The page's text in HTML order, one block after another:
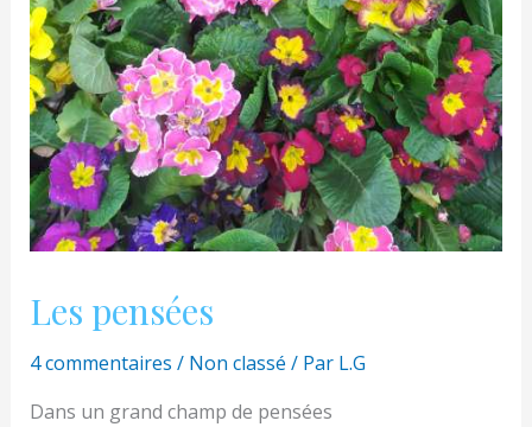
Les pensées
4 commentaires / Non classé / Par L.G
Dans un grand champ de pensées